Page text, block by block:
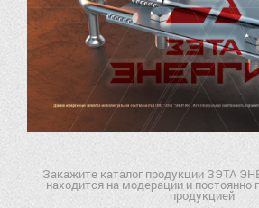
Закажите каталог продукции ЗЭТА
находится на модерации и постоянно
продукцией